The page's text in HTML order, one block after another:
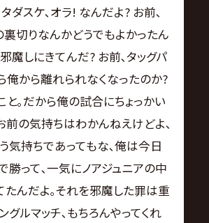
っとん? なんでおいらだけ知ら
答えが明らかになるんですよ｡
な楽しみにしとけばいいだろ｡
やん｡なんでおいらだけ知らん
(HAYATAが耳打ちすると)楽しみ